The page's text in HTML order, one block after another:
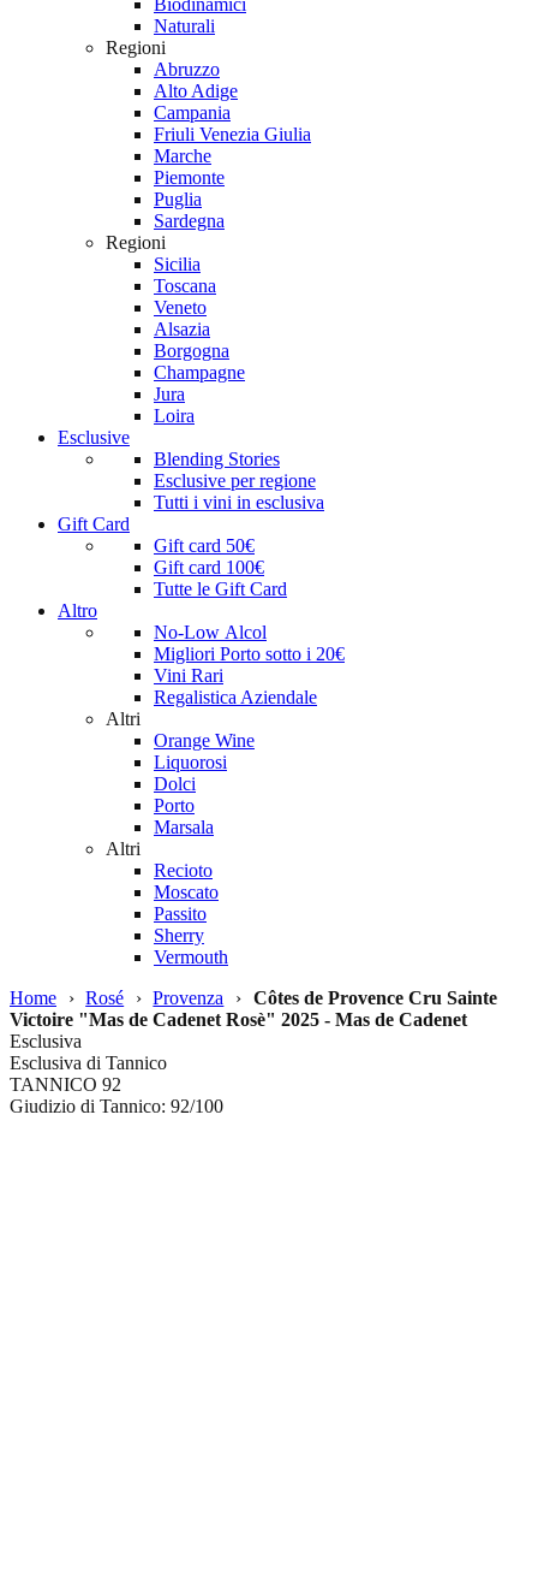
Biodinamici
Naturali
Regioni
Abruzzo
Alto Adige
Campania
Friuli Venezia Giulia
Marche
Piemonte
Puglia
Sardegna
Regioni
Sicilia
Toscana
Veneto
Alsazia
Borgogna
Champagne
Jura
Loira
Esclusive
Blending Stories
Esclusive per regione
Tutti i vini in esclusiva
Gift Card
Gift card 50€
Gift card 100€
Tutte le Gift Card
Altro
No-Low Alcol
Migliori Porto sotto i 20€
Vini Rari
Regalistica Aziendale
Altri
Orange Wine
Liquorosi
Dolci
Porto
Marsala
Altri
Recioto
Moscato
Passito
Sherry
Vermouth
Home
› Rosé › Provenza › Côtes de Provence Cru Sainte
Victoire "Mas de Cadenet Rosè" 2025 - Mas de Cadenet
Esclusiva
Esclusiva di Tannico
TANNICO 92
Giudizio di Tannico: 92/100